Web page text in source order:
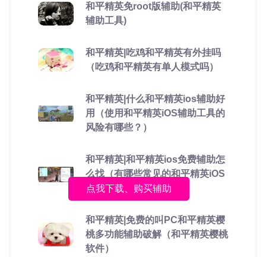
和平精英免root版辅助(和平精英
辅助工具)
和平精英|吃鸡和平精英有外挂吗
（吃鸡和平精英有单人模式吗）
和平精英|什么和平精英ios辅助好
用（使用和平精英iOS辅助工具的
风险有哪些？）
和平精英|和平精英ios免费辅助怎
么找（有哪些常见的和平精英iOS
辅助工具？）
和平精英|免费的叫PC和平精英樱
桃多功能辅助破解（和平精英樱桃
软件）
点我下载、购买辅助